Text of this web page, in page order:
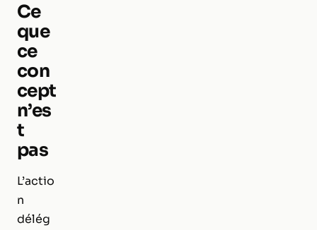
Ce
que
ce
con
cept
n’es
t
pas
L’actio
n
délég